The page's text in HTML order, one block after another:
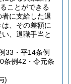
ことができる
に支給した退
、その差額に
、退職手当と
33・平14条例
条例42・令元条
)